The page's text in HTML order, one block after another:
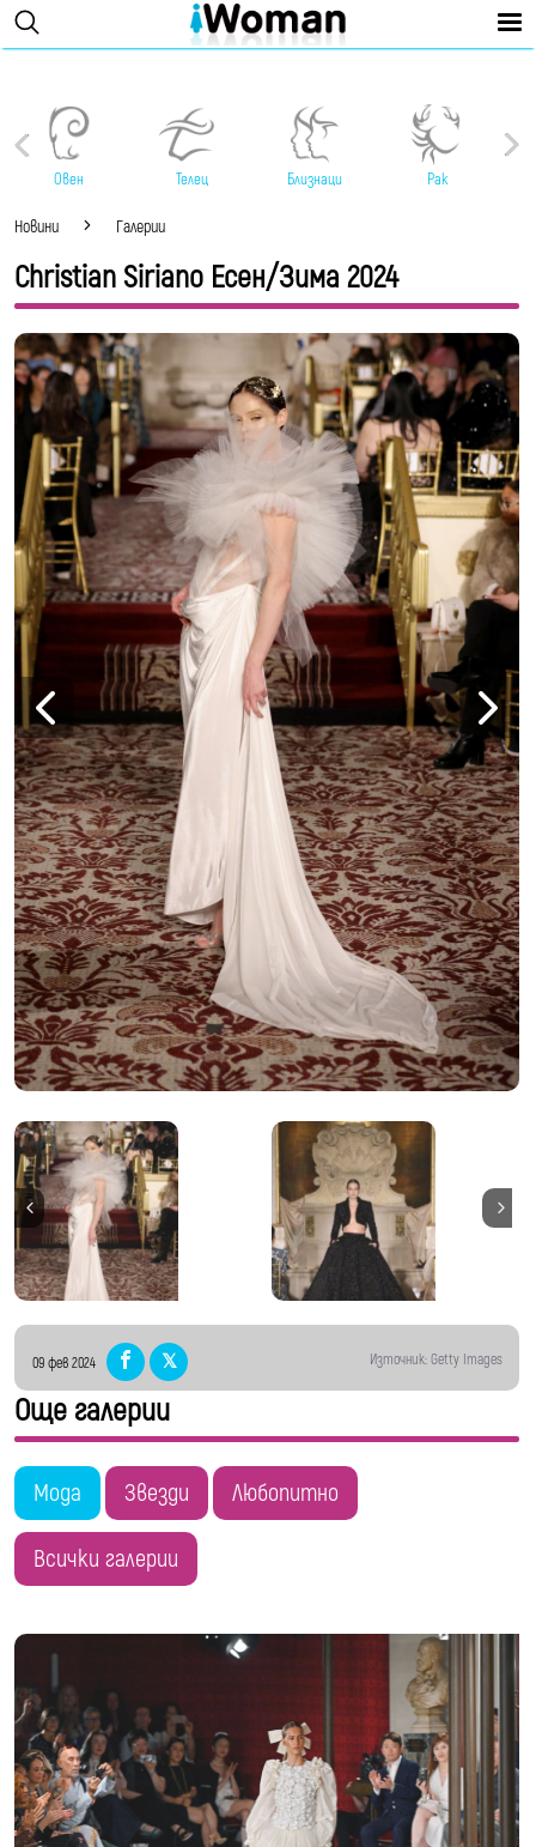
Овен Телец Близнаци Рак
Новини Галерии
Christian Siriano Есен/Зима 2024
09 фев 2024 Източник: Getty Images
Още галерии
Мода Звезди Любопитно
Всички галерии